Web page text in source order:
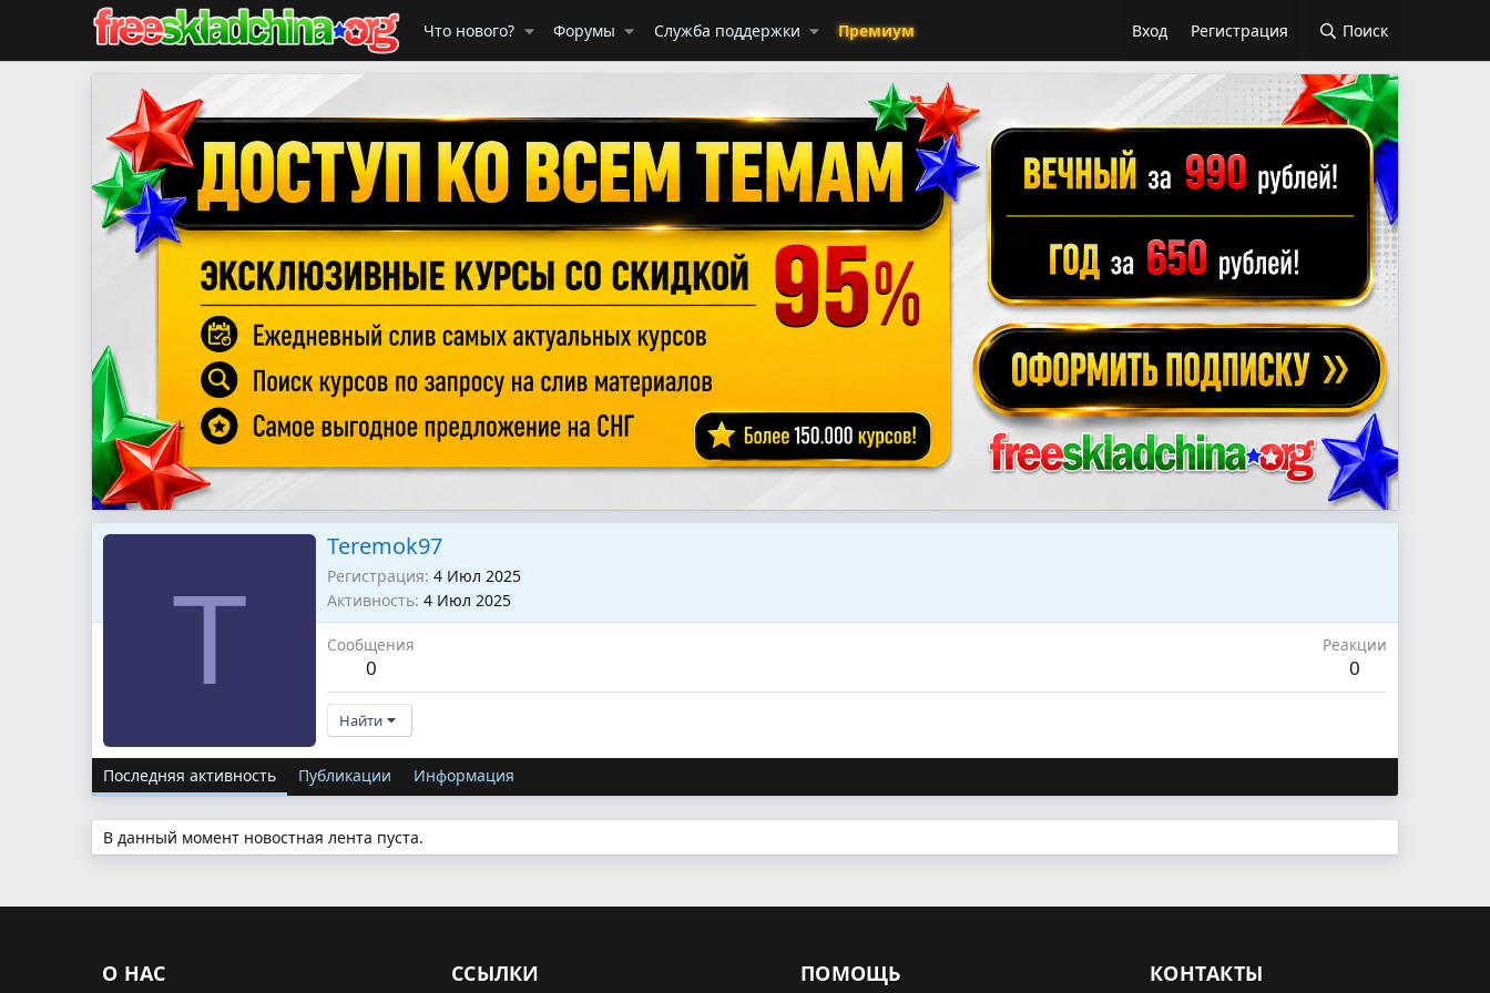
Что нового? Форумы Служба поддержки Премиум Вход Регистрация Поиск
T
Teremok97
Регистрация 4 Июл 2025
Активность 4 Июл 2025
Сообщения
0
Реакции
0
Найти
Последняя активность Публикации Информация
В данный момент новостная лента пуста.
О НАС ССЫЛКИ ПОМОЩЬ КОНТАКТЫ